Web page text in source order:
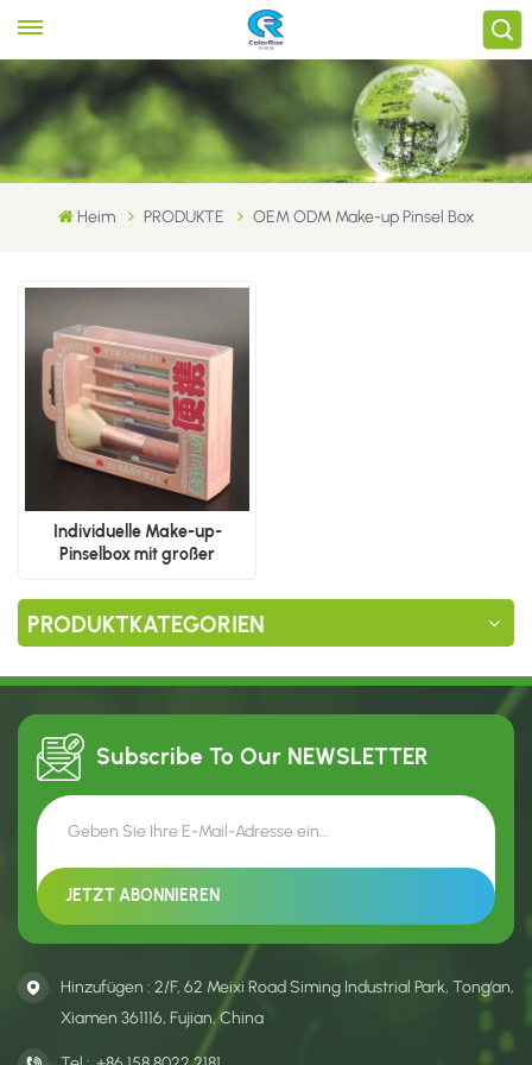
Heim PRODUKTE OEM ODM Make-up Pinsel Box
Individuelle Make-up-
Pinselbox mit großer
PRODUKTKATEGORIEN
Subscribe To Our NEWSLETTER
Hinzufügen : 2/F, 62 Meixi Road Siming Industrial Park, Tong’an,
Xiamen 361116, Fujian, China